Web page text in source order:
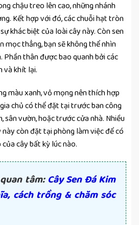
chậu treo lên cao, những nhánh
Kết hợp với đó, các chuỗi hạt tròn
khác biệt của loài cây này. Còn sen
mọc thẳng, bạn sẽ không thể nhìn
thân được bao quanh bởi các
và khít lại.
màu xanh, vỏ mọng nên thích hợp
chủ có thể đặt tại trước ban công
sân vườn, hoặc trước cửa nhà. Nhiều
còn đặt tại phòng làm việc để có
cây bất kỳ lúc nào.
tâm:Cây Sen Đá Kim
cách trồng & chăm sóc